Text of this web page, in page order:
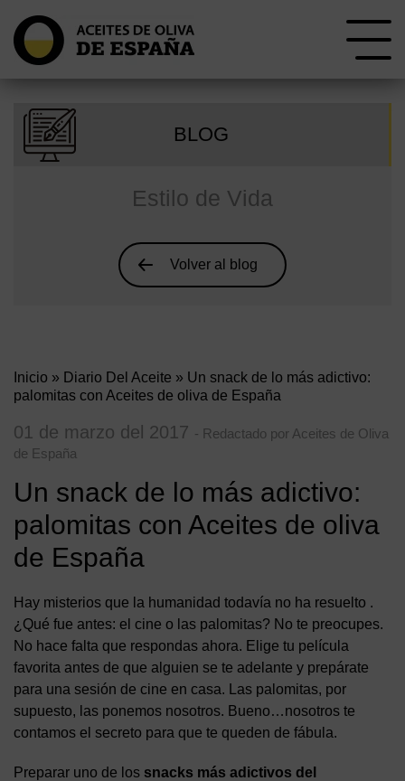
BLOG
Estilo de Vida
Volver al blog
Inicio » Diario Del Aceite » Un snack de lo más adictivo:
palomitas con Aceites de oliva de España
01 de marzo del 2017 - Redactado por Aceites de Oliva
de España
Un snack de lo más adictivo:
palomitas con Aceites de oliva
de España
Hay misterios que la humanidad todavía no ha resuelto .
¿Qué fue antes: el cine o las palomitas? No te preocupes.
No hace falta que respondas ahora. Elige tu película
favorita antes de que alguien se te adelante y prepárate
para una sesión de cine en casa. Las palomitas, por
supuesto, las ponemos nosotros. Bueno…nosotros te
contamos el secreto para que te queden de fábula.
Preparar uno de los snacks más adictivos del